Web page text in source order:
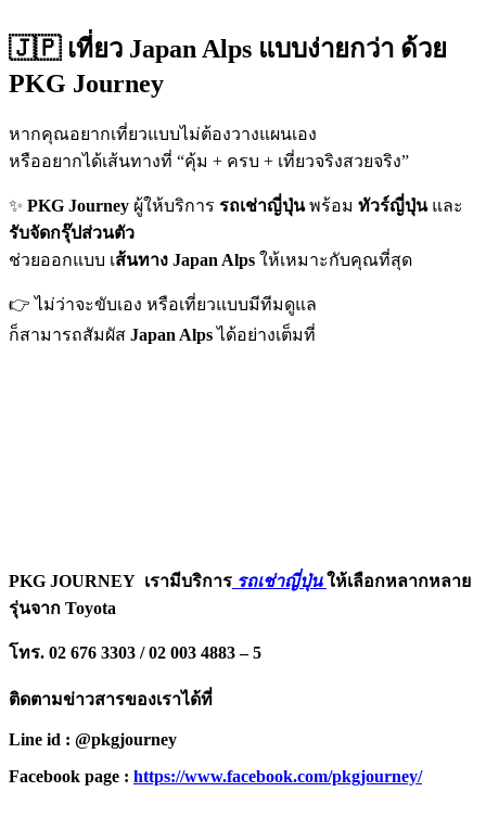
🇯🇵 เที่ยว Japan Alps แบบง่ายกว่า ด้วย
PKG Journey
หากคุณอยากเที่ยวแบบไม่ต้องวางแผนเอง
หรืออยากได้เส้นทางที่ “คุ้ม + ครบ + เที่ยวจริงสวยจริง”
✨ PKG Journey ผู้ให้บริการ รถเช่าญี่ปุ่นพร้อม ทัวร์ญี่ปุ่นและ
รับจัดกรุ๊ปส่วนตัว
ช่วยออกแบบ เส้นทาง Japan Alps ให้เหมาะกับคุณที่สุด
👉 ไม่ว่าจะขับเอง หรือเที่ยวแบบมีทีมดูแล
ก็สามารถสัมผัส Japan Alpsได้อย่างเต็มที่
PKG JOURNEY เรามีบริการ รถเช่าญี่ปุ่น ให้เลือกหลากหลาย
รุ่นจาก Toyota
โทร. 02 676 3303 / 02 003 4883 – 5
ติดตามข่าวสารของเราได้ที่
Line id : @pkgjourney
Facebook page : https://www.facebook.com/pkgjourney/